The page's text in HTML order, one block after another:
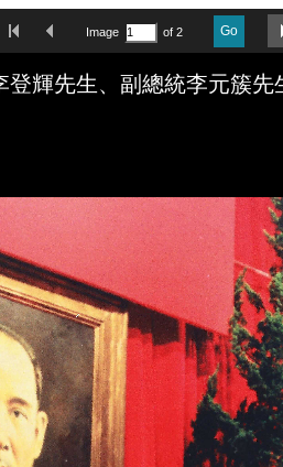
First ImagePrevious Image
Image of 2 Go
登輝先生、副總統李元簇